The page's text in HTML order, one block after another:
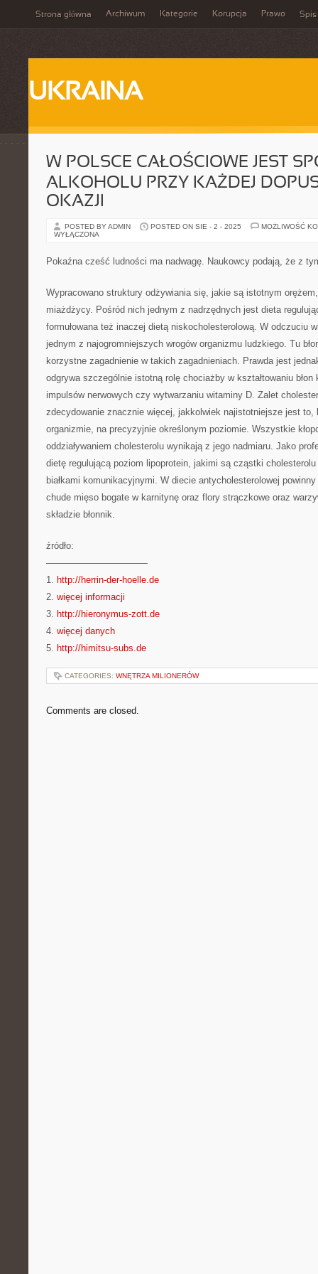
Strona główna Archiwum Kategorie Korupcja Prawo Spis
UKRAINA
W POLSCE CAŁOŚCIOWE JEST
ALKOHOLU PRZY KAŻDEJ
OKAZJI
POSTED BY ADMIN POSTED ON SIE - 2 - 2025
MOŻLIWOŚĆ
WYŁĄCZONA
Pokaźna cześć ludności ma nadwagę. Naukowcy podają, że z
Wypracowano struktury odżywiania się, jakie są istotnym
miażdżycy. Pośród nich jednym z nadrzędnych jest dieta
formułowana też inaczej dietą niskocholesterolową. W odczuciu
jednym z najogromniejszych wrogów organizmu ludzkiego. Tu
korzystne zagadnienie w takich zagadnieniach. Prawda jest
odgrywa szczególnie istotną rolę chociażby w kształtowaniu
impulsów nerwowych czy wytwarzaniu witaminy D. Zalet
zdecydowanie znacznie więcej, jakkolwiek najistotniejsze jest to,
organizmie, na precyzyjnie określonym poziomie. Wszystkie
oddziaływaniem cholesterolu wynikają z jego nadmiaru. Jako
dietę regulującą poziom lipoprotein, jakimi są cząstki cholesterolu
białkami komunikacyjnymi. W diecie antycholesterolowej
chude mięso bogate w karnitynę oraz flory strączkowe oraz
składzie błonnik.
źródło:
———————————
1. http://herrin-der-hoelle.de
2. więcej informacji
3. http://hieronymus-zott.de
4. więcej danych
5. http://himitsu-subs.de
CATEGORIES: WNĘTRZA MILIONERÓW
Comments are closed.